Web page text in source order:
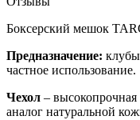
Боксерский мешок
Предназначение:
частное использование.
Чехол –
аналог натуральной